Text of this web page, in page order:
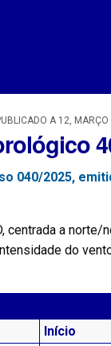
A 12,
040/2025,
centrada a
do
Início